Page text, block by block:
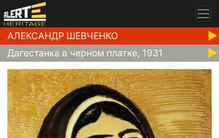
АЛЕКСАНДР ШЕВЧЕНКО
Дагестанка в черном платке, 1931